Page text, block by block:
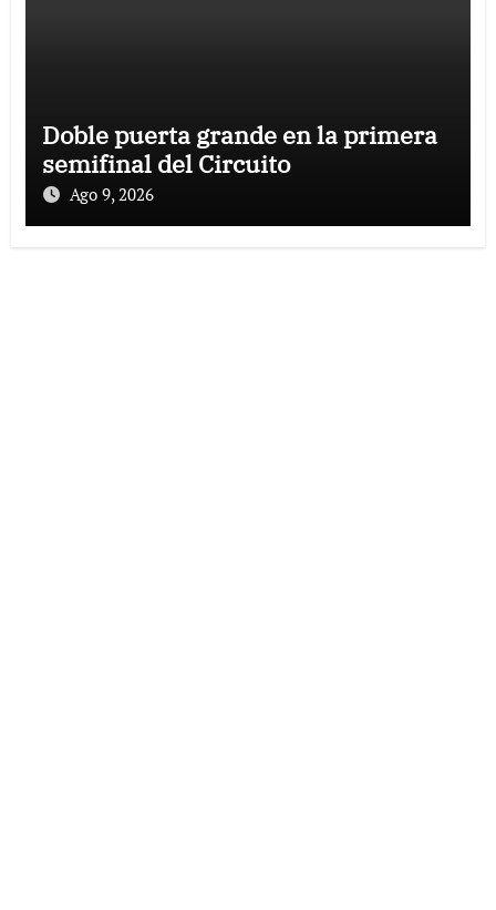
Doble puerta grande en la primera
semifinal del Circuito
Ago 9, 2026